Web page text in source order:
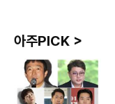
아주PICK >